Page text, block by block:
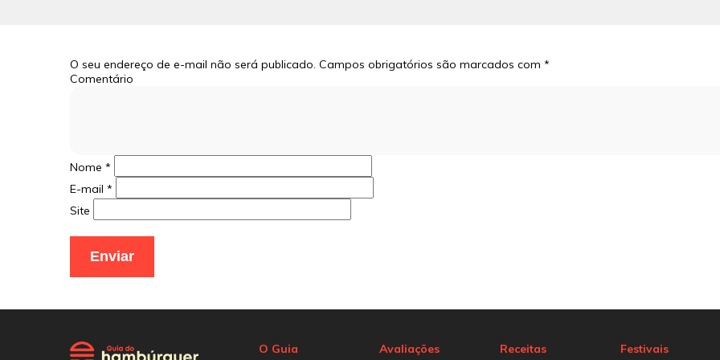
O seu endereço de e-mail não será publicado. Campos obrigatórios são marcados com *
Comentário
Nome *
E-mail *
Site
O Guia Avaliações Receitas Festivais